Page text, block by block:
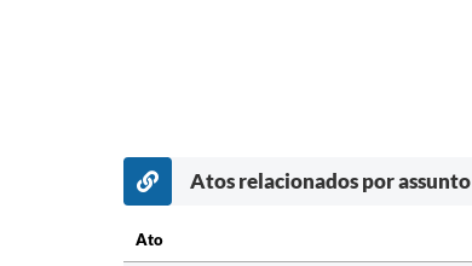
Atos relacionados por assunto
Ato